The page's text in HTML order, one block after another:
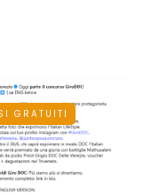
GRATUITI